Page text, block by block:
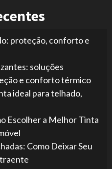
proteção, conforto e
soluções
e conforto térmico
ideal para telhado,
Escolher a Melhor Tinta
Como Deixar Seu